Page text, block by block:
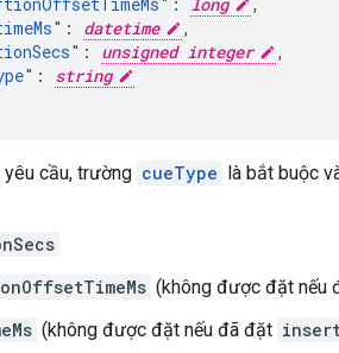
": datetime
,
": unsigned integer
,
": string
yêu cầu, trường cueType là bắt buộc
(không được đặt nếu
(không được đặt nếu đã đặt